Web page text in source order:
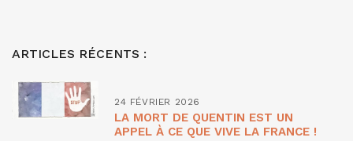
ARTICLES RÉCENTS :
24 FÉVRIER 2026
LA MORT DE QUENTIN EST UN
APPEL À CE QUE VIVE LA FRANCE !